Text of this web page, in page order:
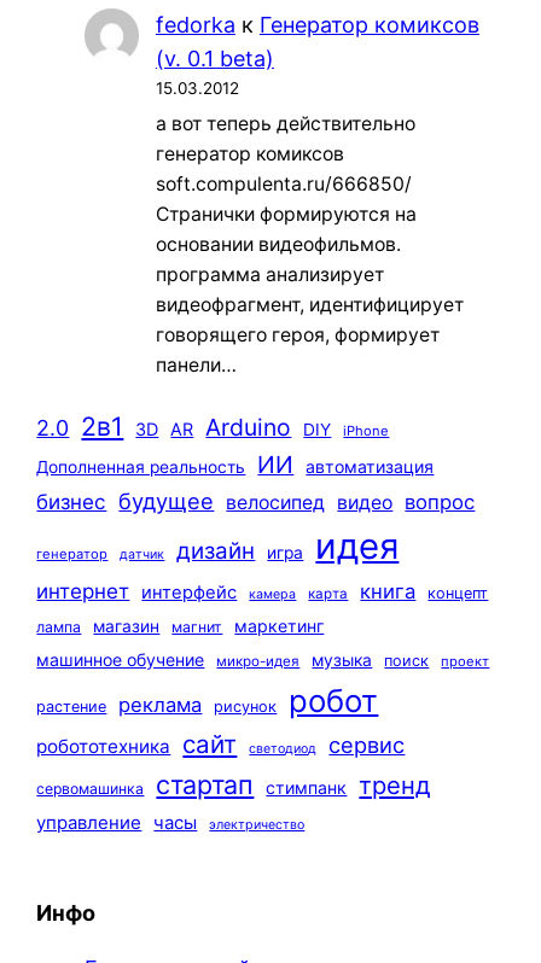
fedorka к Генератор комиксов
(v. 0.1 beta)
15.03.2012
а вот теперь действительно
генератор комиксов
soft.compulenta.ru/666850/
Странички формируются на
основании видеофильмов.
программа анализирует
видеофрагмент, идентифицирует
говорящего героя, формирует
панели…
2.0 2в1 3D AR Arduino DIY iPhone
Дополненная реальность ИИ автоматизация
бизнес будущее велосипед видео вопрос
генератор датчик дизайн игра идея
интернет интерфейс камера карта книга
концепт
лампа
магазин магнит
маркетинг
машинное обучение
микро-идея музыка поиск проект
растение реклама рисунок робот
робототехника сайт светодиод сервис
сервомашинка стартап стимпанк тренд
управление часы электричество
Инфо